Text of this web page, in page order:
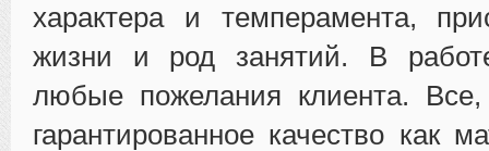
характера и темперамента,
жизни и род занятий. В
любые пожелания клиента.
гарантированное качество как